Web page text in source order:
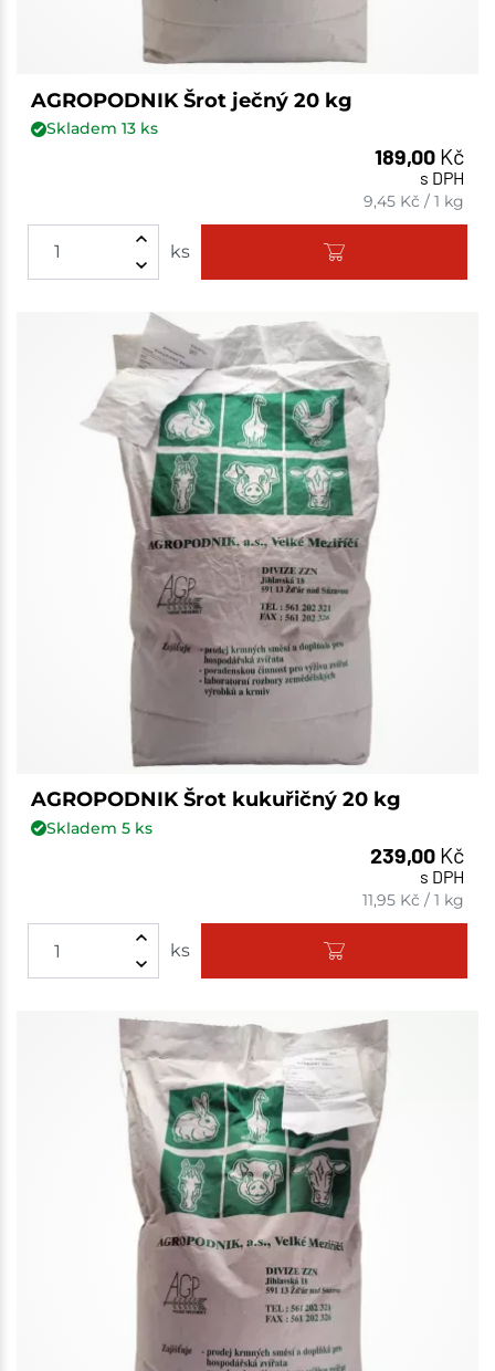
AGROPODNIK Šrot ječný 20 kg
Skladem 13ks
189,00 Kč
s DPH
9,45 Kč /1 kg
ks
AGROPODNIK Šrot kukuřičný 20 kg
Skladem 5ks
239,00 Kč
s DPH
11,95 Kč /1 kg
ks